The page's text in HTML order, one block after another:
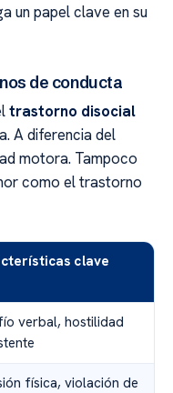
un papel clave en su
de conducta
trastorno disocial
A diferencia del
motora. Tampoco
como el trastorno
clave
verbal, hostilidad
física, violación de